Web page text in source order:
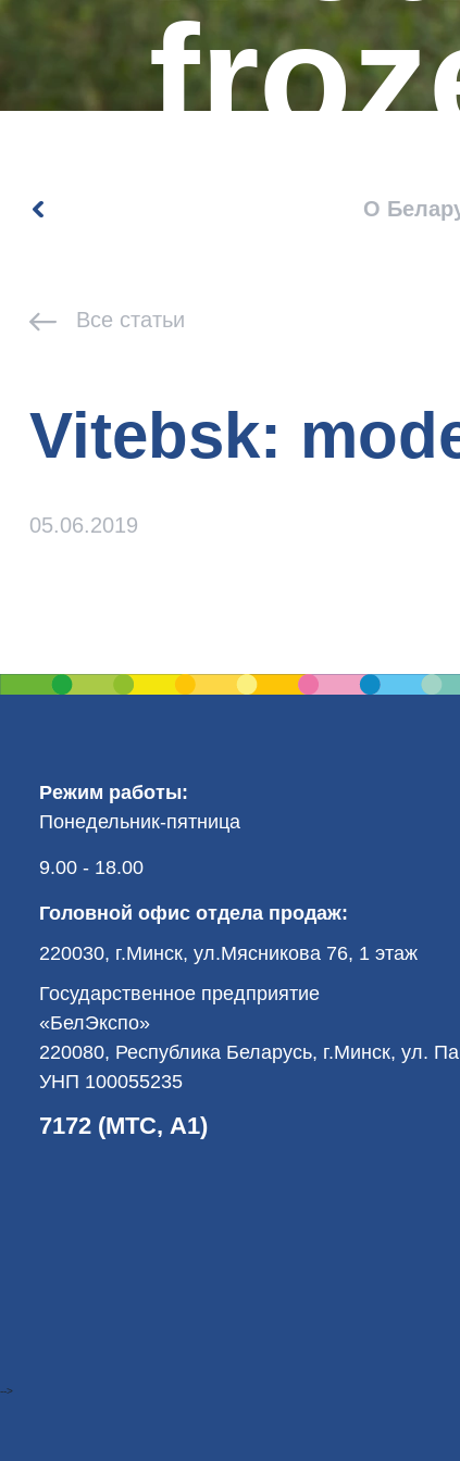
О
Все статьи
Vitebsk:
05.06.2019
Режим работы:
Понедельник-пятница
9.00 - 18.00
Головной офис отдела продаж:
220030, г.Минск, ул.Мясникова 76, 1 этаж
Государственное предприятие
«БелЭкспо»
220080, Республика Беларусь, г.Минск, ул.
УНП 100055235
7172 (МТС, А1)
-->